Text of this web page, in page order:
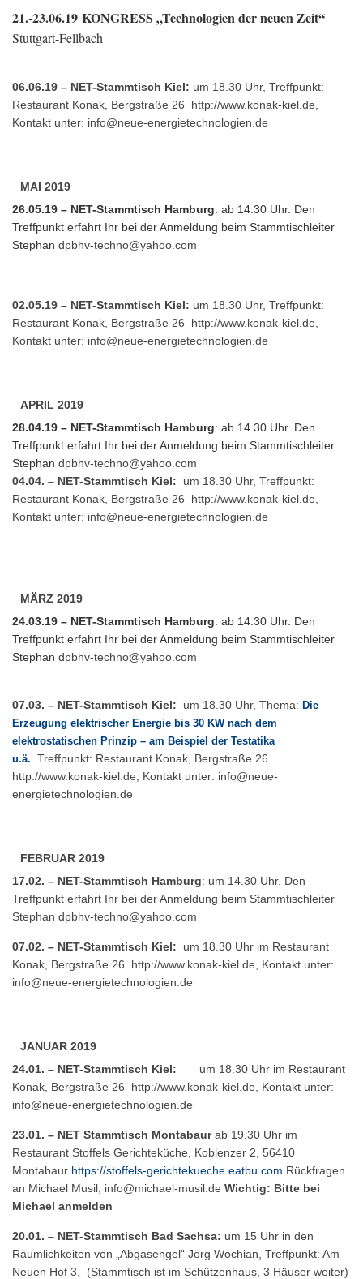
21.-23.06.19 KONGRESS „Technologien der neuen Zeit“
Stuttgart-Fellbach
06.06.19 – NET-Stammtisch Kiel: um 18.30 Uhr, Treffpunkt:
Restaurant Konak, Bergstraße 26 http://www.konak-kiel.de
Kontakt unter: info@neue-energietechnologien.de
MAI 2019
26.05.19 – NET-Stammtisch Hamburg: ab 14.30 Uhr. Den
Treffpunkt erfahrt Ihr bei der Anmeldung beim Stammtischleiter
Stephan dpbhv-techno@yahoo.com
02.05.19 – NET-Stammtisch Kiel: um 18.30 Uhr, Treffpunkt:
Restaurant Konak, Bergstraße 26 http://www.konak-kiel.de
Kontakt unter: info@neue-energietechnologien.de
APRIL 2019
28.04.19 – NET-Stammtisch Hamburg: ab 14.30 Uhr. Den
Treffpunkt erfahrt Ihr bei der Anmeldung beim Stammtischleiter
Stephan dpbhv-techno@yahoo.com
04.04. – NET-Stammtisch Kiel: um 18.30 Uhr, Treffpunkt:
Restaurant Konak, Bergstraße 26 http://www.konak-kiel.de
Kontakt unter: info@neue-energietechnologien.de
MÄRZ 2019
24.03.19 – NET-Stammtisch Hamburg: ab 14.30 Uhr. Den
Treffpunkt erfahrt Ihr bei der Anmeldung beim Stammtischleiter
Stephan dpbhv-techno@yahoo.com
07.03. – NET-Stammtisch Kiel: um 18.30 Uhr, Thema: Die
Erzeugung elektrischer Energie bis 30 KW nach dem
elektrostatischen Prinzip – am Beispiel der Testatika
u.ä. Treffpunkt: Restaurant Konak, Bergstraße 26
http://www.konak-kiel.de , Kontakt unter: info@neue-
energietechnologien.de
FEBRUAR 2019
17.02. – NET-Stammtisch Hamburg: um 14.30 Uhr. Den
Treffpunkt erfahrt Ihr bei der Anmeldung beim Stammtischleiter
Stephan dpbhv-techno@yahoo.com
07.02. – NET-Stammtisch Kiel: um 18.30 Uhr im Restaurant
Konak, Bergstraße 26 http://www.konak-kiel.de , Kontakt unter:
info@neue-energietechnologien.de
JANUAR 2019
24.01. – NET-Stammtisch Kiel: um 18.30 Uhr im Restaurant
Konak, Bergstraße 26 http://www.konak-kiel.de , Kontakt unter:
info@neue-energietechnologien.de
23.01. – NET Stammtisch Montabaurab 19.30 Uhr im
Restaurant Stoffels Gerichteküche, Koblenzer 2, 56410
Montabaur https://stoffels-gerichtekueche.eatbu.com Rückfragen
an Michael Musil, info@michael-musil.de Wichtig: Bitte bei
Michael anmelden
20.01. – NET-Stammtisch Bad Sachsa: um 15 Uhr in den
Räumlichkeiten von „Abgasengel“ Jörg Wochian, Treffpunkt: Am
Neuen Hof 3, (Stammtisch ist im Schützenhaus, 3 Häuser weiter)